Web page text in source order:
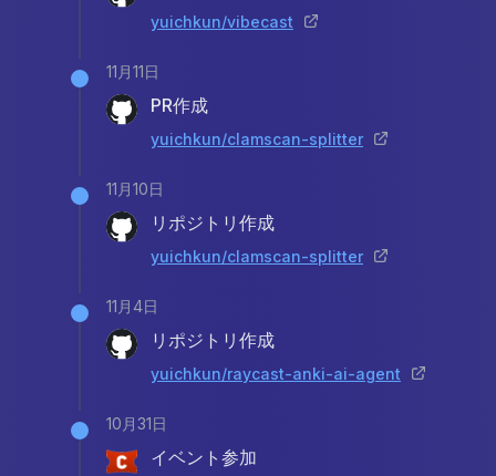
yuichkun/vibecast
11月11日
PR作成
yuichkun/clamscan-splitter
11月10日
リポジトリ作成
yuichkun/clamscan-splitter
11月4日
リポジトリ作成
yuichkun/raycast-anki-ai-agent
10月31日
イベント参加